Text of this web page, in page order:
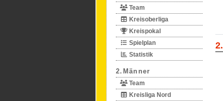
Team
Kreisoberliga
Kreispokal
Spielplan
Statistik
2.Männer
Team
Kreisliga Nord